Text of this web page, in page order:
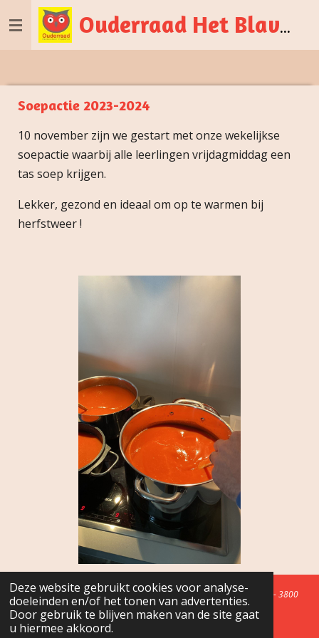
Deze website gebruikt cookies voor analyse-
doeleinden en/of het tonen van advertenties.
Door gebruik te blijven maken van de site gaat
u hiermee akkoord.
direct
Ouderraad Het Blavierke Zepperen
Soepactie 2023-2024
10 november zijn we gestart met onze wekelijkse
soepactie waarbij alle leerlingen vrijdagmiddag een
tas soep krijgen.
Lekker, gezond en ideaal om op te warmen bij
herfstweer !
© 2018 Ouderraad Het Blavierke -info@ouderraadhetblavierke.be
- 3800
Zepperen (Sint-Truiden)